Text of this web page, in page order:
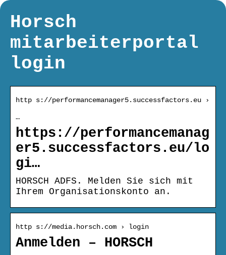
Horsch
mitarbeiterportal
login
http s://performancemanager5.successfactors.eu ›
…
https://performancemanag
er5.successfactors.eu/lo
gi…
HORSCH ADFS. Melden Sie sich mit
Ihrem Organisationskonto an.
http s://media.horsch.com › login
Anmelden – HORSCH